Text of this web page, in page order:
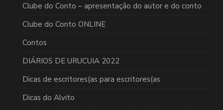
Clube do Conto – apresentação do autor e do conto
Clube do Conto ONLINE
Contos
DIÁRIOS DE URUCUIA 2022
Dicas de escritores(as para escritores(as
Dicas do Alvito